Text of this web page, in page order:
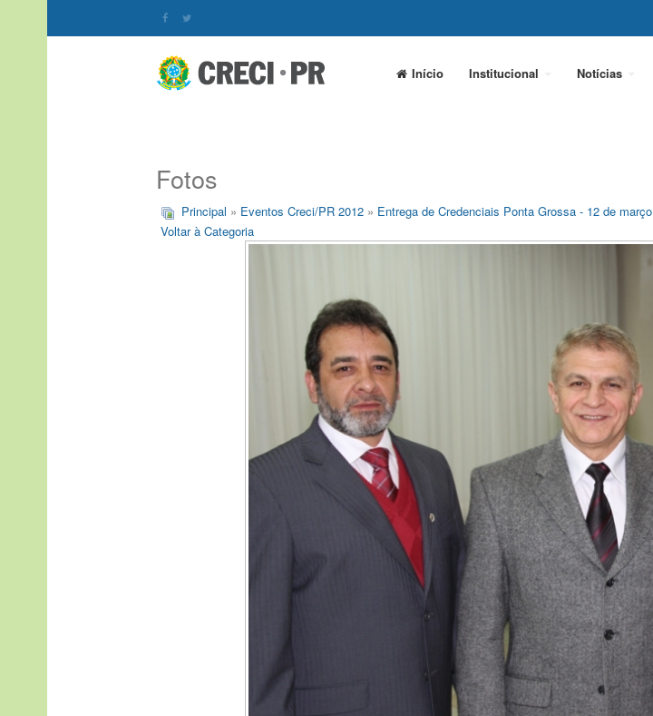
Início Institucional Notícias
Fotos
Principal » Eventos Creci/PR 2012 » Entrega de Credenciais Ponta Grossa - 12 de março
Voltar à Categoria